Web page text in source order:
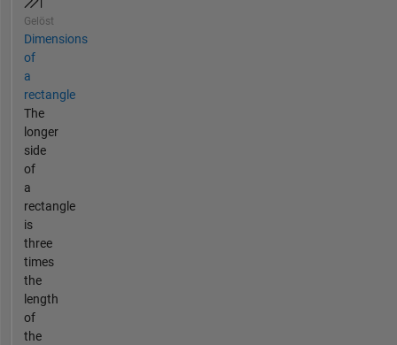
Gelöst
Dimensions
of
a
rectangle
The
longer
side
of
a
rectangle
is
three
times
the
length
of
the